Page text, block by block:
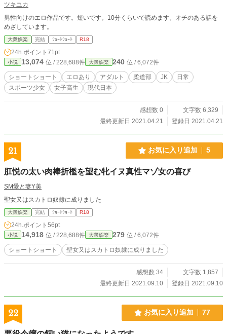
ツキユカ
男性向けのエロ作品です。短いです。10分くらいで読めます。オチのある話を
めざしています。
大衆娯楽 完結 ｼｮｰﾄｼｮｰﾄ R18
24h.ポイント 71pt
小説 13,074 位 / 228,688件 大衆娯楽 240 位 / 6,072件
ショートショート エロあり アダルト 柔道部 JK
日常
スポーツ少女
女子高生 現代日本
感想数 0
文字数 6,329
最終更新日 2021.04.21
登録日 2021.04.21
21 お気に入り追加 5
肛悦の太い肉棒折檻を望む牝イヌ真性マゾ女の喜び
SM愛と妻Y美
聖女又はスカトロ奴隷に成りました
大衆娯楽 完結 ｼｮｰﾄｼｮｰﾄ R18
24h.ポイント 56pt
小説 14,918 位 / 228,688件 大衆娯楽 279 位 / 6,072件
ショートショート 聖女又はスカトロ奴隷に成りました
感想数 34
文字数 1,857
最終更新日 2021.09.10
登録日 2021.09.10
22 お気に入り追加 77